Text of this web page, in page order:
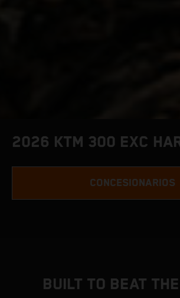
2026 KTM 300 EXC
CONCESIONARIOS
BUILT TO BEAT